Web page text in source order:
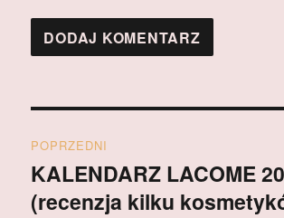
wpisu
POPRZEDNI
Poprzedni
wpis:
KALENDARZ LACOME
(recenzja kilku